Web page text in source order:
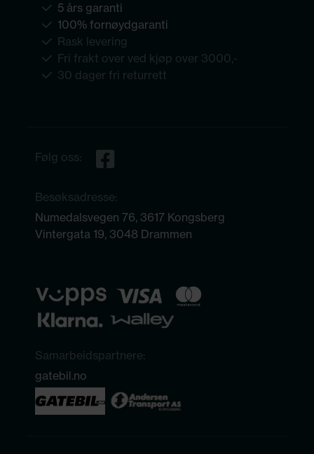
5 års garanti
100% fornøydgaranti
Rask levering
Fri frakt over ved kjøp over 3000,-
30 dager fri returrett
Følg oss:
Besøksadresse:
Numedalsvegen 76, 3617 Kongsberg
Vintergata 19, 3048 Drammen
Samarbeidspartnere:
gatebil.no